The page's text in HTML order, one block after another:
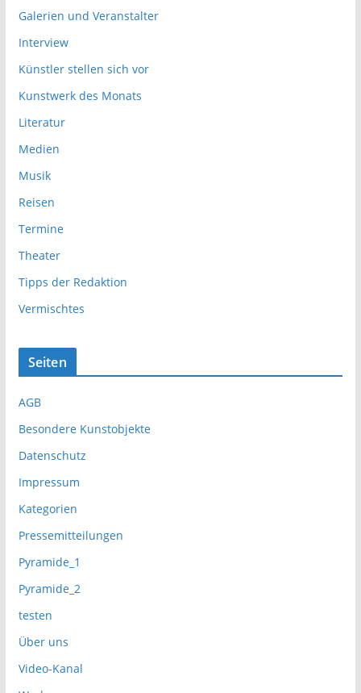
Galerien und Veranstalter
Interview
Künstler stellen sich vor
Kunstwerk des Monats
Literatur
Medien
Musik
Reisen
Termine
Theater
Tipps der Redaktion
Vermischtes
Seiten
AGB
Besondere Kunstobjekte
Datenschutz
Impressum
Kategorien
Pressemitteilungen
Pyramide_1
Pyramide_2
testen
Über uns
Video-Kanal